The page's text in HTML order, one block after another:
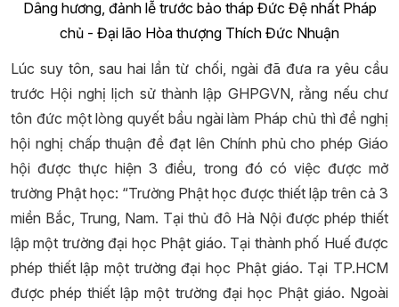
Dâng hương, đảnh lễ trước bảo tháp Đức Đệ nhất Pháp
chủ - Đại lão Hòa thượng Thích Đức Nhuận
Lúc suy tôn, sau hai lần từ chối, ngài đã đưa ra yêu cầu
trước Hội nghị lịch sử thành lập GHPGVN, rằng nếu chư
tôn đức một lòng quyết bầu ngài làm Pháp chủ thì đề nghị
hội nghị chấp thuận đề đạt lên Chính phủ cho phép Giáo
hội được thực hiện 3 điều, trong đó có việc được mở
trường Phật học: “Trường Phật học được thiết lập trên cả 3
miền Bắc, Trung, Nam. Tại thủ đô Hà Nội được phép thiết
lập một trường đại học Phật giáo. Tại thành phố Huế được
phép thiết lập một trường đại học Phật giáo. Tại TP.HCM
được phép thiết lập một trường đại học Phật giáo. Ngoài